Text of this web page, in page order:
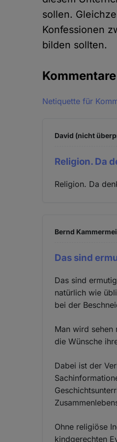
sollen.
Konfessionen
bilden sollten.
Kommentare
Netiquette für
David (nicht
Religion. Da
Religion. Da
Bernd
Das sind
Das sind
natürlich wie
bei der
Man wird sehen
die Wünsche
Dabei ist der
Ohne religiöse
kindgerechten